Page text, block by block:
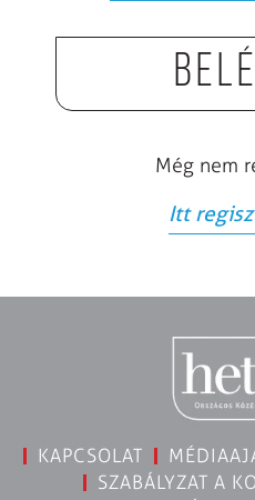
Még nem
Itt
KAPCSOLAT
SZABÁLYZAT A